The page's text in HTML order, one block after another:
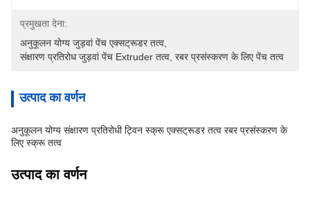
प्रमुखता देना:
अनुकूलन योग्य जुड़वां पेंच एक्सट्रूडर तत्व
संक्षारण प्रतिरोध जुड़वां पेंच Extruder तत्व रबर प्रसंस्करण के लिए पेंच तत्व
उत्पाद का वर्णन
अनुकूलन योग्य संक्षारण प्रतिरोधी ट्विन स्क्रू एक्सट्रूडर तत्व रबर प्रसंस्करण के
लिए स्क्रू तत्व
उत्पाद का वर्णन